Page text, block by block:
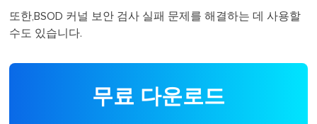
또한,BSOD 커널 보안 검사 실패 문제를 해결하는 데 사용할
수도 있습니다.
무료 다운로드